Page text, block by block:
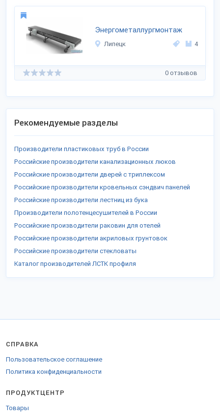
Энергометаллургмонтаж
Липецк 4
0 отзывов
Рекомендуемые разделы
Производители пластиковых труб в России
Российские производители канализационных люков
Российские производители дверей с триплексом
Российские производители кровельных сэндвич панелей
Российские производители лестниц из бука
Производители полотенцесушителей в России
Российские производители раковин для отелей
Российские производители акриловых грунтовок
Российские производители стекловаты
Каталог производителей ЛСТК профиля
СПРАВКА
Пользовательское соглашение
Политика конфиденциальности
ПРОДУКТЦЕНТР
Товары